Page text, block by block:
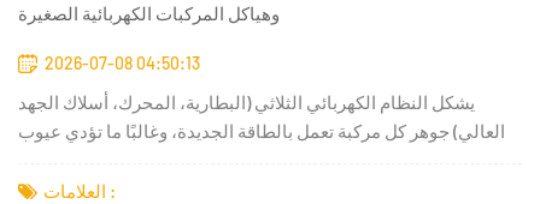
وهياكل المركبات الكهربائية الصغيرة
2026-07-08 04:50:13
يشكل النظام الكهربائي الثلاثي (البطارية، المحرك، أسلاك الجهد
العالي) جوهر كل مركبة تعمل بالطاقة الجديدة، وغالبًا ما تؤدي عيوب
على السلامة، مثل حدوث ماس كهربائي، وتسرب المياه، وتلف
العلامات :